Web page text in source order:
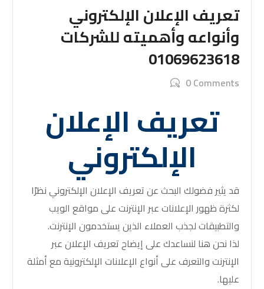
تعريف الإعلان الإلكتروني
وأنواعه وأهميته للشركات
01069623618
0 Comments
تعريف الإعلان
الإلكتروني
قد يثير فضولك البحث عن تعريف الإعلان الإلكتروني نظرًا
لكثرة ظهور الإعلانات عبر الإنترنت على مواقع الويب
والتطبيقات لجذب العملاء الذين يستخدمون الإنترنت.
لذا نحن هنا لنساعدك على إيضاح تعريف الإعلان عبر
الإنترنت والتعرف على أنواع الإعلانات الإلكترونية مع أمثلة
عليها.